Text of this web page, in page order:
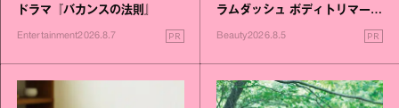
ドラマ『バカンスの法則』
Entertainment2026.8.7 PR
ラムダッシュ ボディトリマーが
Beauty2026.8.5 PR